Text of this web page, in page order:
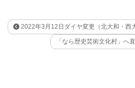
2022年3月12日ダイヤ変更（北大和・西
「なら歴史芸術文化村」